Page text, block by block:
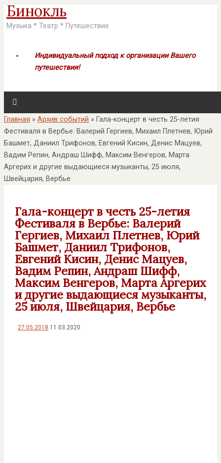
Бинокль
Музыка * Театр * Путешествие
Индивидуальный подход к организации Вашего
путешествия!
Главная » Архив событий » Гала-концерт в честь 25-летия
Фестиваля в Вербье: Валерий Гергиев, Михаил Плетнев, Юрий
Башмет, Даниил Трифонов, Евгений Кисин, Денис Мацуев,
Вадим Репин, Андраш Шифф, Максим Венгеров, Марта
Аргерих и другие выдающиеся музыканты, 25 июля,
Швейцария, Вербье
Гала-концерт в честь 25-летия
Фестиваля в Вербье: Валерий
Гергиев, Михаил Плетнев, Юрий
Башмет, Даниил Трифонов,
Евгений Кисин, Денис Мацуев,
Вадим Репин, Андраш Шифф,
Максим Венгеров, Марта Аргерих
и другие выдающиеся музыканты,
25 июля, Швейцария, Вербье
27.05.2018 11.03.2020